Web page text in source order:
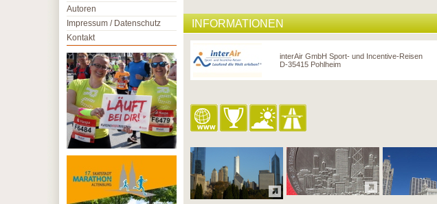
INFORMATIONEN
interAir GmbH Sport- und Incentive-Reisen
D-35415 Pohlheim
Autoren
Impressum / Datenschutz
Kontakt